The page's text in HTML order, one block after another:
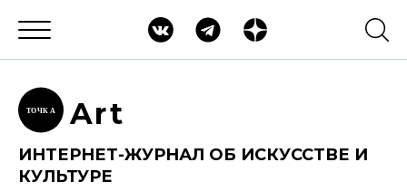
ТОЧК А Art
ИНТЕРНЕТ-ЖУРНАЛ ОБ ИСКУССТВЕ И
КУЛЬТУРЕ